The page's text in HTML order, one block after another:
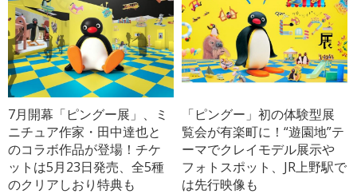
7月開幕「ピングー展」、ミ
ニチュア作家・田中達也と
のコラボ作品が登場！チケ
ットは5月23日発売、全5種
のクリアしおり特典も
「ピングー」初の体験型展
覧会が有楽町に！“遊園地”テ
ーマでクレイモデル展示や
フォトスポット、JR上野駅で
は先行映像も